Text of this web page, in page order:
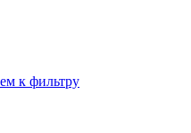
к фильтру